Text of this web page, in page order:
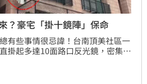
？豪宅「掛十鏡陣」保命
有些事情很忌諱！台南頂美社區一
掛起多達10面路口反光鏡，密集程
住家有煞氣，屋主考量風水問題因